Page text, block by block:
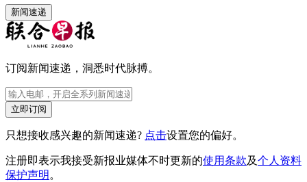
新闻速递
订阅新闻速递，洞悉时代脉搏。
立即订阅
只想接收感兴趣的新闻速递? 点击设置您的偏好。
注册即表示我接受新报业媒体不时更新的使用条款及个人资料
保护声明 。